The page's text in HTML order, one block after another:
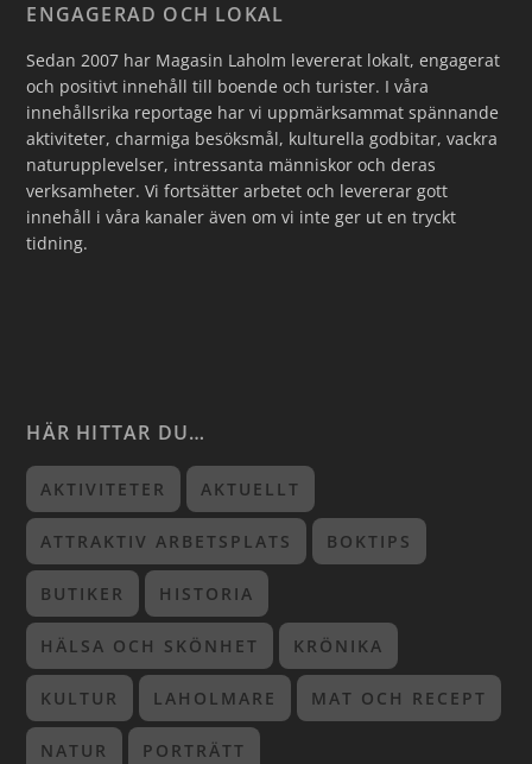
ENGAGERAD OCH LOKAL
Sedan 2007 har Magasin Laholm levererat lokalt, engagerat
och positivt innehåll till boende och turister. I våra
innehållsrika reportage har vi uppmärksammat spännande
aktiviteter, charmiga besöksmål, kulturella godbitar, vackra
naturupplevelser, intressanta människor och deras
verksamheter. Vi fortsätter arbetet och levererar gott
innehåll i våra kanaler även om vi inte ger ut en tryckt
tidning.
HÄR HITTAR DU…
AKTIVITETER AKTUELLT
ATTRAKTIV ARBETSPLATS BOKTIPS
BUTIKER HISTORIA
HÄLSA OCH SKÖNHET KRÖNIKA
KULTUR LAHOLMARE MAT OCH RECEPT
NATUR PORTRÄTT